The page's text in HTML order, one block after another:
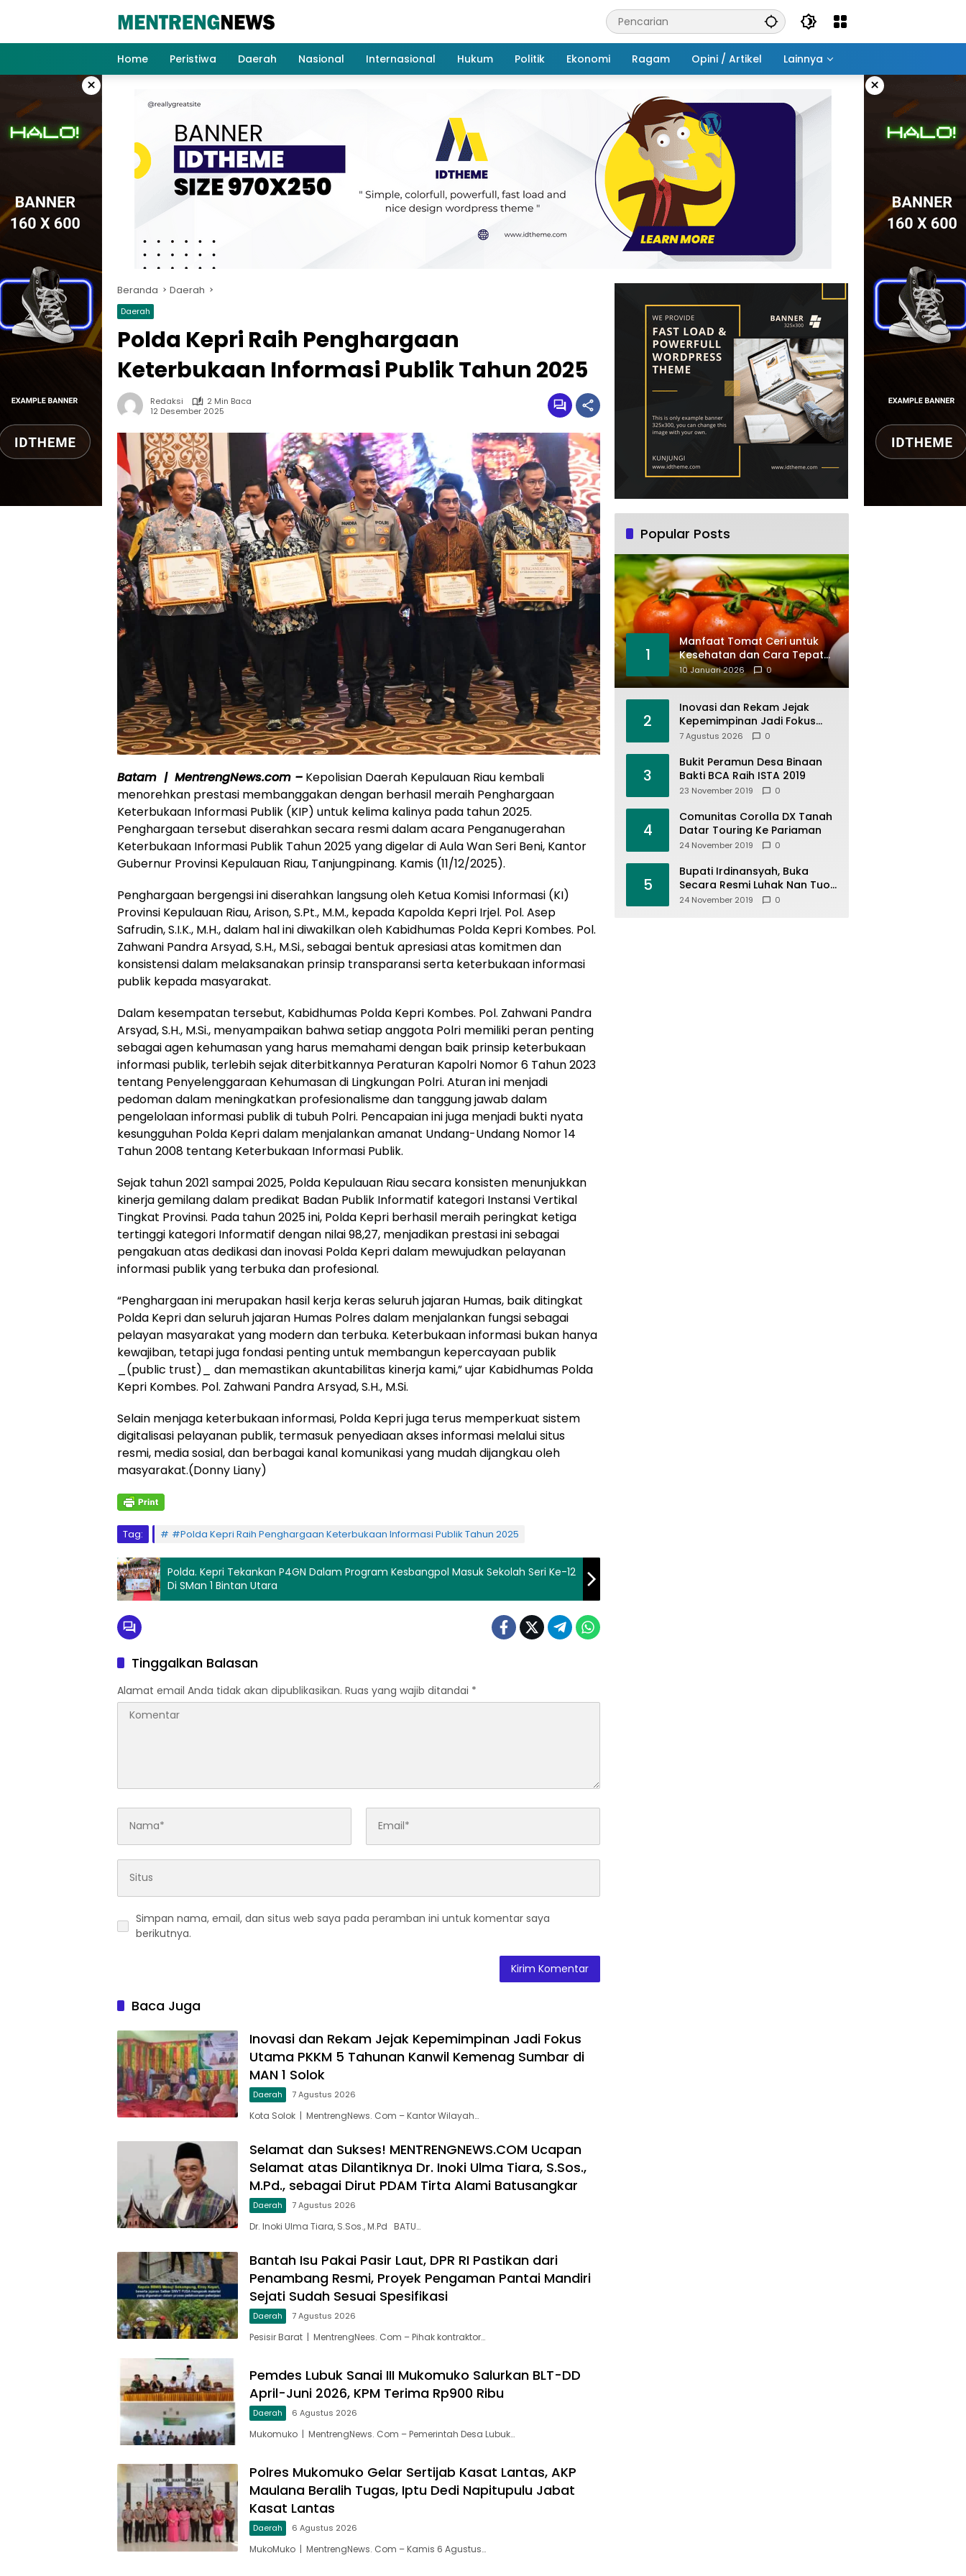
Home
Peristiwa Daerah Nasional Internasional Hukum Politik Ekonomi Ragam Opini / Artikel Lainnya
× ×
Beranda Daerah
Daerah
Polda Kepri Raih Penghargaan
Keterbukaan Informasi Publik Tahun 2025
Redaksi
2 Min Baca
12 Desember 2025
Batam | MentrengNews.com – Kepolisian Daerah Kepulauan Riau kembali
menorehkan prestasi membanggakan dengan berhasil meraih Penghargaan
Keterbukaan Informasi Publik (KIP) untuk kelima kalinya pada tahun 2025.
Penghargaan tersebut diserahkan secara resmi dalam acara Penganugerahan
Keterbukaan Informasi Publik Tahun 2025 yang digelar di Aula Wan Seri Beni, Kantor
Gubernur Provinsi Kepulauan Riau, Tanjungpinang. Kamis (11/12/2025).
Penghargaan bergengsi ini diserahkan langsung oleh Ketua Komisi Informasi (KI)
Provinsi Kepulauan Riau, Arison, S.Pt., M.M., kepada Kapolda Kepri Irjel. Pol. Asep
Safrudin, S.I.K., M.H., dalam hal ini diwakilkan oleh Kabidhumas Polda Kepri Kombes. Pol.
Zahwani Pandra Arsyad, S.H., M.Si., sebagai bentuk apresiasi atas komitmen dan
konsistensi dalam melaksanakan prinsip transparansi serta keterbukaan informasi
publik kepada masyarakat.
Dalam kesempatan tersebut, Kabidhumas Polda Kepri Kombes. Pol. Zahwani Pandra
Arsyad, S.H., M.Si., menyampaikan bahwa setiap anggota Polri memiliki peran penting
sebagai agen kehumasan yang harus memahami dengan baik prinsip keterbukaan
informasi publik, terlebih sejak diterbitkannya Peraturan Kapolri Nomor 6 Tahun 2023
tentang Penyelenggaraan Kehumasan di Lingkungan Polri. Aturan ini menjadi
pedoman dalam meningkatkan profesionalisme dan tanggung jawab dalam
pengelolaan informasi publik di tubuh Polri. Pencapaian ini juga menjadi bukti nyata
kesungguhan Polda Kepri dalam menjalankan amanat Undang-Undang Nomor 14
Tahun 2008 tentang Keterbukaan Informasi Publik.
Sejak tahun 2021 sampai 2025, Polda Kepulauan Riau secara konsisten menunjukkan
kinerja gemilang dalam predikat Badan Publik Informatif kategori Instansi Vertikal
Tingkat Provinsi. Pada tahun 2025 ini, Polda Kepri berhasil meraih peringkat ketiga
tertinggi kategori Informatif dengan nilai 98,27, menjadikan prestasi ini sebagai
pengakuan atas dedikasi dan inovasi Polda Kepri dalam mewujudkan pelayanan
informasi publik yang terbuka dan profesional.
“Penghargaan ini merupakan hasil kerja keras seluruh jajaran Humas, baik ditingkat
Polda Kepri dan seluruh jajaran Humas Polres dalam menjalankan fungsi sebagai
pelayan masyarakat yang modern dan terbuka. Keterbukaan informasi bukan hanya
kewajiban, tetapi juga fondasi penting untuk membangun kepercayaan publik
_(public trust)_ dan memastikan akuntabilitas kinerja kami,” ujar Kabidhumas Polda
Kepri Kombes. Pol. Zahwani Pandra Arsyad, S.H., M.Si.
Selain menjaga keterbukaan informasi, Polda Kepri juga terus memperkuat sistem
digitalisasi pelayanan publik, termasuk penyediaan akses informasi melalui situs
resmi, media sosial, dan berbagai kanal komunikasi yang mudah dijangkau oleh
masyarakat.(Donny Liany)
Tag: #Polda Kepri Raih Penghargaan Keterbukaan Informasi Publik Tahun 2025
Polda. Kepri Tekankan P4GN Dalam Program Kesbangpol Masuk Sekolah Seri Ke-12
Di SMan 1 Bintan Utara
Tinggalkan Balasan
Alamat email Anda tidak akan dipublikasikan. Ruas yang wajib ditandai *
Simpan nama, email, dan situs web saya pada peramban ini untuk komentar saya
berikutnya.
Baca Juga
Inovasi dan Rekam Jejak Kepemimpinan Jadi Fokus
Utama PKKM 5 Tahunan Kanwil Kemenag Sumbar di
MAN 1 Solok
Daerah 7 Agustus 2026
Kota Solok | MentrengNews. Com – Kantor Wilayah…
Selamat dan Sukses! MENTRENGNEWS.COM Ucapan
Selamat atas Dilantiknya Dr. Inoki Ulma Tiara, S.Sos.,
M.Pd., sebagai Dirut PDAM Tirta Alami Batusangkar
Daerah 7 Agustus 2026
Dr. Inoki Ulma Tiara, S.Sos., M.Pd BATU…
Bantah Isu Pakai Pasir Laut, DPR RI Pastikan dari
Penambang Resmi, Proyek Pengaman Pantai Mandiri
Sejati Sudah Sesuai Spesifikasi
Daerah 7 Agustus 2026
Pesisir Barat | MentrengNees. Com – Pihak kontraktor…
Pemdes Lubuk Sanai III Mukomuko Salurkan BLT-DD
April-Juni 2026, KPM Terima Rp900 Ribu
Daerah 6 Agustus 2026
Mukomuko | MentrengNews. Com – Pemerintah Desa Lubuk…
Polres Mukomuko Gelar Sertijab Kasat Lantas, AKP
Maulana Beralih Tugas, Iptu Dedi Napitupulu Jabat
Kasat Lantas
Daerah 6 Agustus 2026
MukoMuko | MentrengNews. Com – Kamis 6 Agustus…
Popular Posts
1
Manfaat Tomat Ceri untuk
Kesehatan dan Cara Tepat
Mengonsumsinya
10 Januari 2026 0
2
Inovasi dan Rekam Jejak
Kepemimpinan Jadi Fokus
Utama PKKM 5 Tahunan
MAN 1 Solok
7 Agustus 2026 0
3
Bukit Peramun Desa Binaan
Bakti BCA Raih ISTA 2019
23 November 2019 0
4
Comunitas Corolla DX Tanah
Datar Touring Ke Pariaman
24 November 2019 0
5
Bupati Irdinansyah, Buka
Secara Resmi Luhak Nan Tuo
Wirabraja Adventure Offroad
24 November 2019 0